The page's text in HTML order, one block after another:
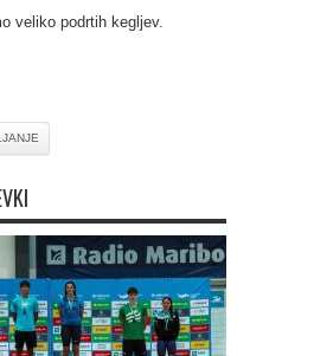
veliko podrtih kegljev.